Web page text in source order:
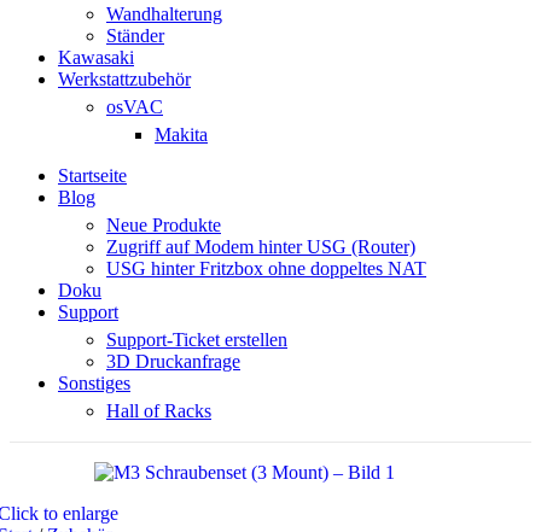
Wandhalterung
Ständer
Kawasaki
Werkstattzubehör
osVAC
Makita
Startseite
Blog
Neue Produkte
Zugriff auf Modem hinter USG (Router)
USG hinter Fritzbox ohne doppeltes NAT
Doku
Support
Support-Ticket erstellen
3D Druckanfrage
Sonstiges
Hall of Racks
to enlarge